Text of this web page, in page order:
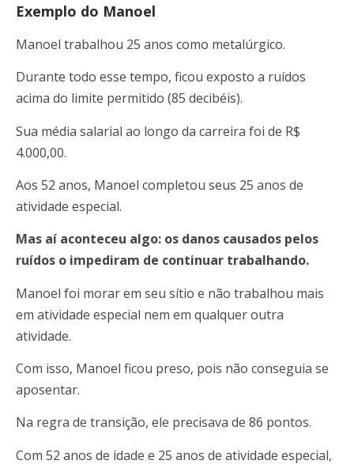
Exemplo do Manoel
Manoel trabalhou 25 anos como metalúrgico.
Durante todo esse tempo, ficou exposto a ruídos
acima do limite permitido (85 decibéis).
Sua média salarial ao longo da carreira foi de R$
4.000,00.
Aos 52 anos, Manoel completou seus 25 anos de
atividade especial.
Mas aí aconteceu algo: os danos causados pelos
ruídos o impediram de continuar trabalhando.
Manoel foi morar em seu sítio e não trabalhou mais
em atividade especial nem em qualquer outra
atividade.
Com isso, Manoel ficou preso, pois não conseguia se
aposentar.
Na regra de transição, ele precisava de 86 pontos.
Com 52 anos de idade e 25 anos de atividade especial,